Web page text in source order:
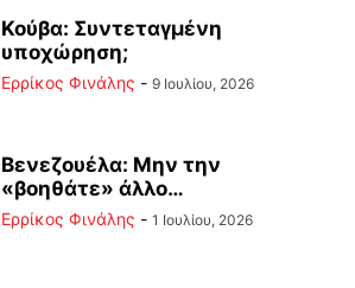
Κούβα: Συντεταγμένη
υποχώρηση;
Ερρίκος Φινάλης - 9 Ιουλίου, 2026
Βενεζουέλα: Μην την
«βοηθάτε» άλλο…
Ερρίκος Φινάλης - 1 Ιουλίου, 2026